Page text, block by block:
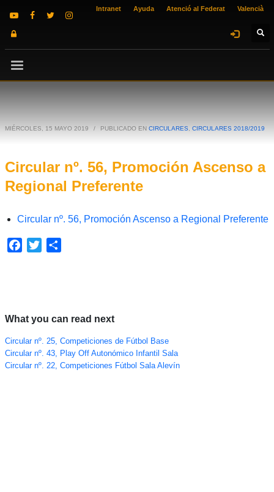
Intranet Ayuda Atenció al Federat Valencià
MIÉRCOLES, 15 MAYO 2019 / PUBLICADO EN CIRCULARES CIRCULARES 2018/2019
Circular nº. 56, Promoción Ascenso a
Regional Preferente
Circular nº. 56, Promoción Ascenso a Regional Preferente
Facebook
Twitter
What you can read next
Circular nº. 25, Competiciones de Fútbol Base
Circular nº. 43, Play Off Autonómico Infantil Sala
Circular nº. 22, Competiciones Fútbol Sala Alevín